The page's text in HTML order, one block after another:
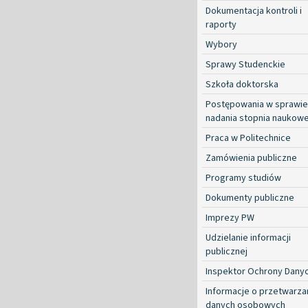
Dokumentacja kontroli i
raporty
Wybory
Sprawy Studenckie
Szkoła doktorska
Postępowania w sprawie
nadania stopnia
Praca w Politechnice
Zamówienia publiczne
Programy studiów
Dokumenty publiczne
Imprezy PW
Udzielanie informacji
publicznej
Inspektor Ochrony
Informacje o
danych osobowych